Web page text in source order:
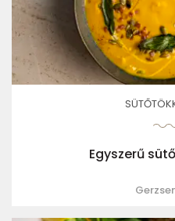
Egyszerű